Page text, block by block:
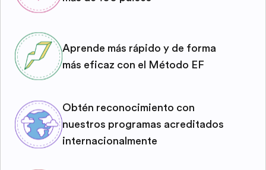
Aprende más rápido y de forma
más eficaz con el Método EF
Obtén reconocimiento con
nuestros programas acreditados
internacionalmente